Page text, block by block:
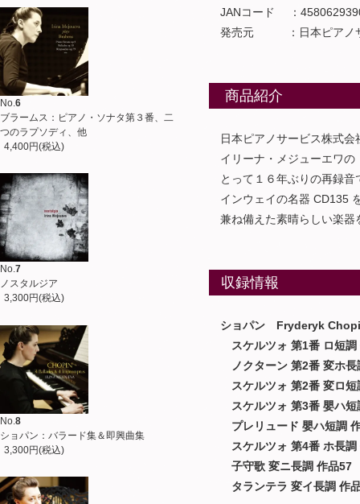
No.6
ブラームス：ピアノ・ソナタ第３番、二
つのラプソディ、他
4,400円(税込)
No.7
ノスタルジア
3,300円(税込)
No. 8
ショパン：バラード集＆即興曲集
3,300円(税込)
JANコード ：
発売元 ：日本ピアノサ
商品紹介
日本ピアノサービス株式会
イリーナ・メジューエワの
とって１６年ぶりの再録音
インウェイの名器 CD135
兼ね備えた素晴らしい楽器
収録情報
ショパン Fryderyk
スケルツォ 第1番 ロ短調
ノクターン 第2番 変ホ長
スケルツォ 第2番 変ロ短
スケルツォ 第3番 嬰ハ短
プレリュード 嬰ハ短調
スケルツォ 第4番 ホ長調
子守歌 変ニ長調 作品57
タランテラ 変イ長調 作